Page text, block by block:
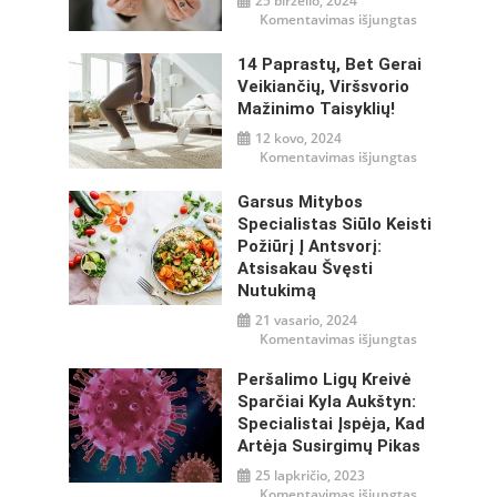
Komentavimas išjungtasįraše
gliukozės
reguliavimas
14 Paprastų, Bet Gerai
Veikiančių, Viršsvorio
Mažinimo Taisyklių!
12 kovo, 2024
Komentavimas išjungtasįraše
veikiančių,
viršsvorio
Garsus Mitybos
Specialistas Siūlo Keisti
Požiūrį Į Antsvorį:
Atsisakau Švęsti
Nutukimą
21 vasario, 2024
Komentavimas išjungtasįraše
požiūrį
į
antsvorį:
atsisakau
Peršalimo Ligų Kreivė
Sparčiai Kyla Aukštyn:
Specialistai Įspėja, Kad
Artėja Susirgimų Pikas
25 lapkričio, 2023